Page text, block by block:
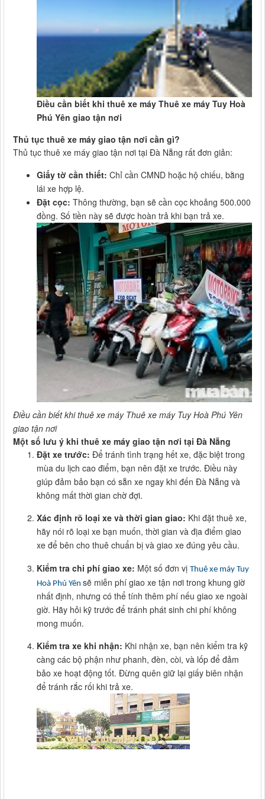
Điều cần biết khi thuê xe máy Thuê xe máy Tuy Hoà
Phú Yên giao tận nơi
Thủ tục thuê xe máy giao tận nơi cần gì?
Thủ tục thuê xe máy giao tận nơi tại Đà Nẵng rất đơn giản:
Giấy tờ cần thiết: Chỉ cần CMND hoặc hộ chiếu, bằng
lái xe hợp lệ.
Đặt cọc: Thông thường, bạn sẽ cần cọc khoảng 500.000
đồng. Số tiền này sẽ được hoàn trả khi bạn trả xe.
Điều cần biết khi thuê xe máy Thuê xe máy Tuy Hoà Phú Yên
giao tận nơi
Một số lưu ý khi thuê xe máy giao tận nơi tại Đà Nẵng
Đặt xe trước: Để tránh tình trạng hết xe, đặc biệt trong
mùa du lịch cao điểm, bạn nên đặt xe trước. Điều này
giúp đảm bảo bạn có sẵn xe ngay khi đến Đà Nẵng và
không mất thời gian chờ đợi.
Xác định rõ loại xe và thời gian giao: Khi đặt thuê xe,
hãy nói rõ loại xe bạn muốn, thời gian và địa điểm giao
xe để bên cho thuê chuẩn bị và giao xe đúng yêu cầu.
Kiểm tra chi phí giao xe: Một số đơn vị Thuê xe máy Tuy
Hoà Phú Yên sẽ miễn phí giao xe tận nơi trong khung giờ
nhất định, nhưng có thể tính thêm phí nếu giao xe ngoài
giờ. Hãy hỏi kỹ trước để tránh phát sinh chi phí không
mong muốn.
Kiểm tra xe khi nhận: Khi nhận xe, bạn nên kiểm tra kỹ
càng các bộ phận như phanh, đèn, còi, và lốp để đảm
bảo xe hoạt động tốt. Đừng quên giữ lại giấy biên nhận
để tránh rắc rối khi trả xe.